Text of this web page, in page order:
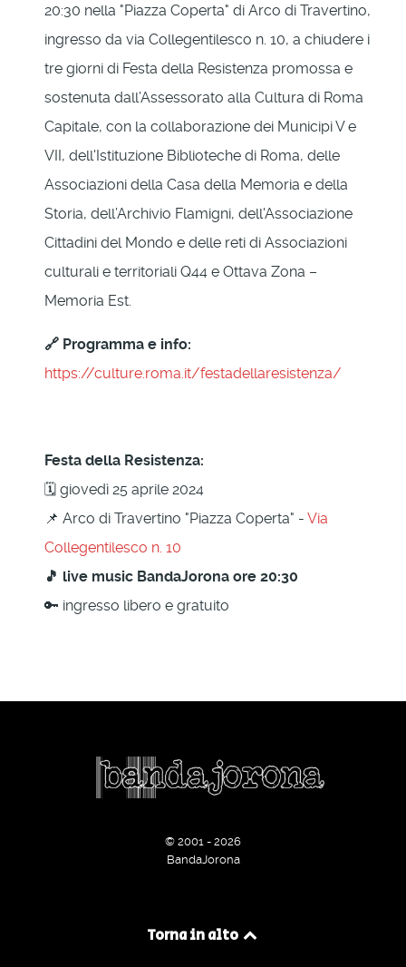
20:30 nella "Piazza Coperta" di Arco di Travertino,
ingresso da via Collegentilesco n. 10, a chiudere i
tre giorni di Festa della Resistenza promossa e
sostenuta dall’Assessorato alla Cultura di Roma
Capitale, con la collaborazione dei Municipi V e
VII, dell'Istituzione Biblioteche di Roma, delle
Associazioni della Casa della Memoria e della
Storia, dell’Archivio Flamigni, dell'Associazione
Cittadini del Mondo e delle reti di Associazioni
culturali e territoriali Q44 e Ottava Zona –
Memoria Est.
🔗 Programma e info:
https://culture.roma.it/festadellaresistenza/
Festa della Resistenza:
🗓 giovedì 25 aprile 2024
📌 Arco di Travertino "Piazza Coperta" - Via
Collegentilesco n. 10
🎵 live music BandaJorona ore 20:30
🔑 ingresso libero e gratuito
© 2001 - 2026
BandaJorona
Torna in alto